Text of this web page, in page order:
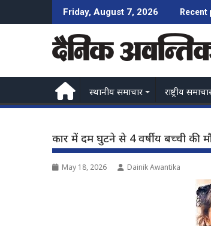
to
Friday, August 7, 2026 Recent
स्थानीय समाचार राष्ट्रीय
कार में दम घुटने से 4 वर्षीय बच्ची की
May 18, 2026 Dainik Awantika